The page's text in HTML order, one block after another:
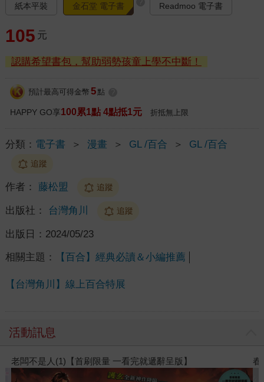
紙本平裝 金石堂 電子書 Readmoo 電子書
105 元
認購希望書包，幫助弱勢孩童上學不中斷！
預計最高可得金幣 5 點
HAPPY GO享100累1點 4點抵1元 折抵無上限
分類： 電子書 ＞ 漫畫 ＞ GL /百合 ＞ GL /百合
追蹤
作者： 藤松盟 追蹤
出版社： 台灣角川 追蹤
出版日： 2024/05/23
相關主題： 【百合】經典必讀＆小編推薦
【台灣角川】線上百合特展
活動訊息
一看完就遞辭呈版】 春光ｘ奇幻基地｜全書系展